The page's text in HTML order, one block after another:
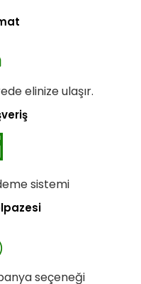
elinize ulaşır.
sistemi
seçeneği